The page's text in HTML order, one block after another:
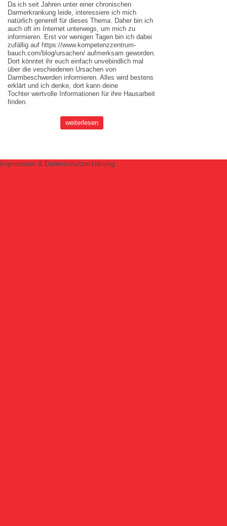
Da ich seit Jahren unter einer chronischen
Darmerkrankung leide, interessiere ich mich
natürlich generell für dieses Thema. Daher bin ich
auch oft im Internet unterwegs, um mich zu
informieren. Erst vor wenigen Tagen bin ich dabei
zufällig auf https://www.kompetenzzentrum-
bauch.com/blog/ursachen/ aufmerksam geworden.
Dort könntet ihr euch einfach unvebindlich mal
über die veschiedenen Ursachen von
Darmbeschwerden informieren. Alles wird bestens
erklärt und ich denke, dort kann deine
Tochter wertvolle Informationen für ihre Hausarbeit
finden.
weiterlesen
Impressum & Datenschutzerklärung